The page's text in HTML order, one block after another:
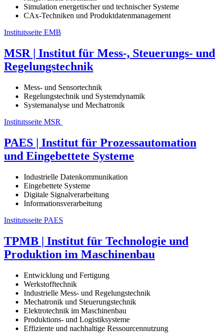
Simulation energetischer und technischer Systeme
CAx-Techniken und Produktdatenmanagement
Institutsseite EMB
MSR | Institut für Mess-, Steuerungs- und
Regelungstechnik
Mess- und Sensortechnik
Regelungstechnik und Systemdynamik
Systemanalyse und Mechatronik
Institutsseite MSR
PAES | Institut für Prozessautomation
und Eingebettete Systeme
Industrielle Datenkommunikation
Eingebettete Systeme
Digitale Signalverarbeitung
Informationsverarbeitung
Institutsseite PAES
TPMB | Institut für Technologie und
Produktion im Maschinenbau
Entwicklung und Fertigung
Werkstofftechnik
Industrielle Mess- und Regelungstechnik
Mechatronik und Steuerungstechnik
Elektrotechnik im Maschinenbau
Produktions- und Logistiksysteme
Effiziente und nachhaltige Ressourcennutzung